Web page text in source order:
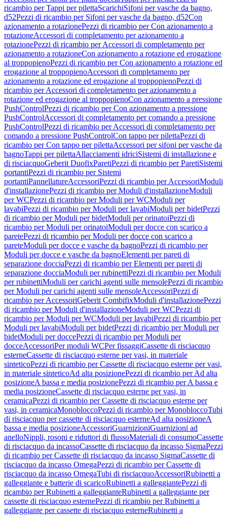
ricambio per Tappi per pilettaScarichiSifoni per vasche da bagno,
d52Pezzi di ricambio per Sifoni per vasche da bagno, d52Con
azionamento a rotazionePezzi di ricambio per Con azionamento a
rotazioneAccessori di completamento per azionamento a
rotazionePezzi di ricambio per Accessori di completamento per
azionamento a rotazioneCon azionamento a rotazione ed erogazione
al troppopienoPezzi di ricambio per Con azionamento a rotazione ed
erogazione al troppopienoAccessori di completamento per
azionamento a rotazione ed erogazione al troppopienoPezzi di
ricambio per Accessori di completamento per azionamento a
rotazione ed erogazione al troppopienoCon azionamento a pressione
PushControlPezzi di ricambio per Con azionamento a pressione
PushControlAccessori di completamento per comando a pressione
PushControlPezzi di ricambio per Accessori di completamento per
comando a pressione PushControlCon tappo per pilettaPezzi di
ricambio per Con tappo per pilettaAccessori per sifoni per vasche da
bagnoTappi per pilettaAllacciamenti idriciSistemi di installazione e
di risciacquoGeberit DuofixParetiPezzi di ricambio per ParetiSistemi
portantiPezzi di ricambio per Sistemi
portantiPannellatureAccessoriPezzi di ricambio per AccessoriModuli
d'installazionePezzi di ricambio per Moduli d'installazioneModuli
per WCPezzi di ricambio per Moduli per WCModuli per
lavabiPezzi di ricambio per Moduli per lavabiModuli per bidetPezzi
di ricambio per Moduli per bidetModuli per orinatoiPezzi di
ricambio per Moduli per orinatoiModuli per docce con scarico a
paretePezzi di ricambio per Moduli per docce con scarico a
pareteModuli per docce e vasche da bagnoPezzi di ricambio per
Moduli per docce e vasche da bagnoElementi per pareti di
separazione docciaPezzi di ricambio per Elementi per pareti di
separazione docciaModuli per rubinettiPezzi di ricambio per Moduli
per rubinettiModuli per carichi agenti sulle mensolePezzi di ricambio
per Moduli per carichi agenti sulle mensoleAccessoriPezzi di
ricambio per AccessoriGeberit CombifixModuli d'installazionePezzi
di ricambio per Moduli d'installazioneModuli per WCPezzi di
ricambio per Moduli per WCModuli per lavabiPezzi di ricambio per
Moduli per lavabiModuli per bidetPezzi di ricambio per Moduli per
bidetModuli per doccePezzi di ricambio per Moduli per
docceAccessoriPer moduli WCPer fissaggiCassette di risciacquo
esterneCassette di risciacquo esterne per vasi, in materiale
sinteticoPezzi di ricambio per Cassette di risciacquo esterne per vasi,
in materiale sinteticoAd alta posizionePezzi di ricambio per Ad alta
posizioneA bassa e media posizionePezzi di ricambio per A bassa e
media posizioneCassette di risciacquo esterne per vasi, in
ceramicaPezzi di ricambio per Cassette di risciacquo esterne per
vasi, in ceramicaMonobloccoPezzi di ricambio per MonobloccoTubi
di risciacquo per cassette di risciacquo esterneAd alta posizioneA
bassa e media posizioneAccessoriGuarnizioniGuarnizioni ad
anelloNippli, rosoni e riduttori di flussoMateriali di consumoCassette
di risciacquo da incassoCassette di risciacquo da incasso SigmaPezzi
di ricambio per Cassette di risciacquo da incasso SigmaCassette di
risciacquo da incasso OmegaPezzi di ricambio per Cassette di
risciacquo da incasso OmegaTubi di risciacquoAccessoriRubinetti a
galleggiante e batterie di scaricoRubinetti a galleggiantePezzi di
ricambio per Rubinetti a galleggianteRubinetti a galleggiante per
cassette di risciacquo esternePezzi di ricambio per Rubinetti a
galleggiante per cassette di risciacquo esterneRubinetti a